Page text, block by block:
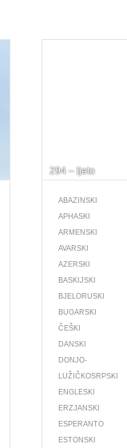
294 – ljeto
ABAZINSKI
APHASKI
ARMENSKI
AVARSKI
AZERSKI
BASKIJSKI
BJELORUSKI
BUGARSKI
ČEŠKI
DANSKI
DONJO­
LUŽIČKOSRPSKI
ENGLESKI
ERZJANSKI
ESPERANTO
ESTONSKI